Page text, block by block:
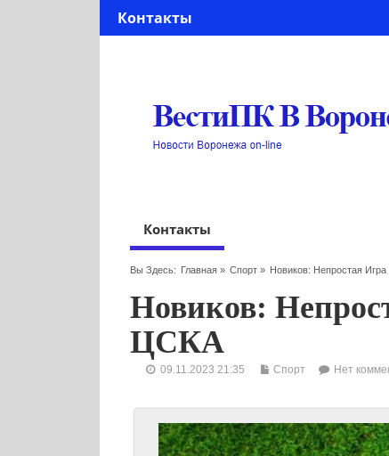
Контакты
Контакты
Вы Здесь: Главная» Спорт » Новиков: Непростая
Новиков:
ЦСКА
09.11.2023 21:35 Спорт Нет